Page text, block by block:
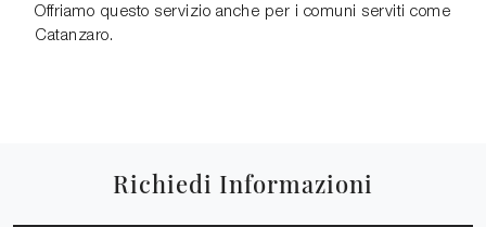
Offriamo questo servizio anche per i comuni serviti come
Catanzaro.
Richiedi Informazioni